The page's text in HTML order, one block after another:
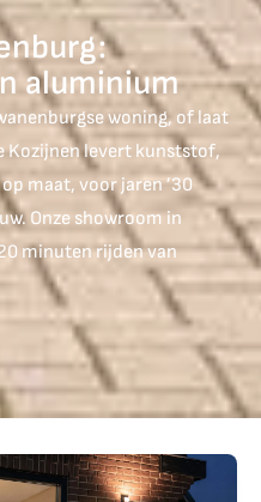
aluminium
woning, of laat
Kozijnen levert kunststof,
maat, voor jaren ’30
Onze showroom in
minuten rijden van